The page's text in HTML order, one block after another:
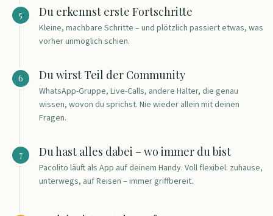
5 Du erkennst erste Fortschritte
Kleine, machbare Schritte – und plötzlich passiert etwas, was
vorher unmöglich schien.
6 Du wirst Teil der Community
WhatsApp-Gruppe, Live-Calls, andere Halter, die genau
wissen, wovon du sprichst. Nie wieder allein mit deinen
Fragen.
7 Du hast alles dabei – wo immer du bist
Pacolito läuft als App auf deinem Handy. Voll flexibel: zuhause,
unterwegs, auf Reisen – immer griffbereit.